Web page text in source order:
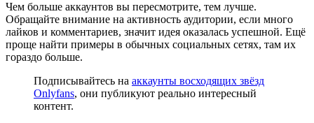
Чем больше аккаунтов вы пересмотрите, тем лучше.
Обращайте внимание на активность аудитории, если много
лайков и комментариев, значит идея оказалась успешной. Ещё
проще найти примеры в обычных социальных сетях, там их
гораздо больше.
Подписывайтесь на аккаунты восходящих звёзд
Onlyfans, они публикуют реально интересный
контент.